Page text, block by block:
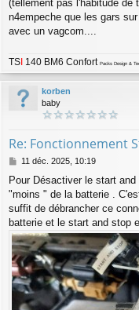
(tellement pas l'habitude de
n4empeche que les gars
avec un vagcom....
TS 140 BM6 Confort Packs Design &
korben
baby
Re: Fonctionnement
M
s
s
a
g
11 déc. 2025, 10:19
Pour Désactiver le start
"moins " de la batterie .
suffit de débrancher ce
batterie et le start and stop